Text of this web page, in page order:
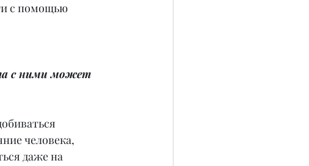
с помощью
с ними может
человека,
даже на